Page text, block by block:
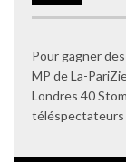
Pour gagner
MP de La-
Londres 40
téléspectateurs